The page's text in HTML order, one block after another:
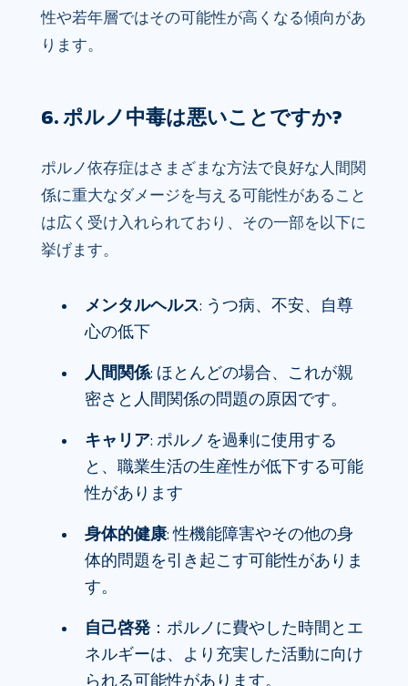
性や若年層ではその可能性が高くなる傾向があ
ります。
6. ポルノ中毒は悪いことですか?
ポルノ依存症はさまざまな方法で良好な人間関
係に重大なダメージを与える可能性があること
は広く受け入れられており、その一部を以下に
挙げます。
メンタルヘルス: うつ病、不安、自尊
心の低下
人間関係: ほとんどの場合、これが親
密さと人間関係の問題の原因です。
キャリア: ポルノを過剰に使用する
と、職業生活の生産性が低下する可能
性があります
身体的健康: 性機能障害やその他の身
体的問題を引き起こす可能性がありま
す。
自己啓発：ポルノに費やした時間とエ
ネルギーは、より充実した活動に向け
られる可能性があります。